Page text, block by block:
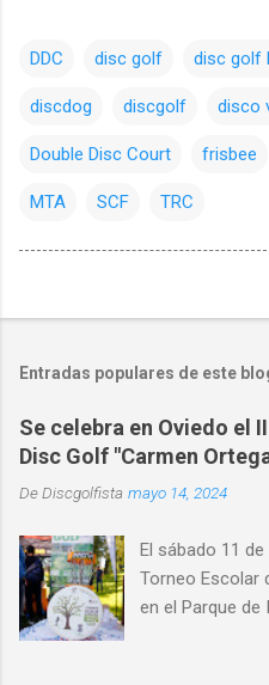
DDC disc golf disc golf
discdog discgolf disco
Double Disc Court frisbee
MTA SCF TRC
Entradas populares de este
Se celebra en Oviedo el
Disc Golf "Carmen
DeDiscgolfista mayo 14, 2024
El sábado 11
Torneo Escolar
en el Parque
de CRK Disc